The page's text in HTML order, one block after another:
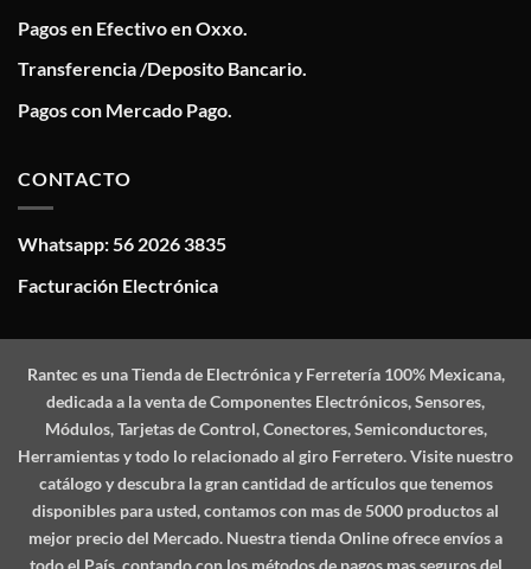
Pagos en Efectivo en Oxxo.
Transferencia /Deposito Bancario.
Pagos con Mercado Pago.
CONTACTO
Whatsapp: 56 2026 3835
Facturación Electrónica
Ranteces una Tienda de Electrónica y Ferretería 100% Mexicana,
dedicada a la venta de Componentes Electrónicos, Sensores,
Módulos, Tarjetas de Control, Conectores, Semiconductores,
Herramientas y todo lo relacionado al giro Ferretero. Visite nuestro
catálogo y descubra la gran cantidad de artículos que tenemos
disponibles para usted, contamos con mas de 5000 productos al
mejor precio del Mercado. Nuestra tienda Online ofrece envíos a
todo el País, contando con los métodos de pagos mas seguros del